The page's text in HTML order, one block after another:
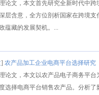
论文，本文首先研究全新时代中跨
层含意，全方位剖析国家在跨境
蕴藏的发展契机。...
] 农产品加工企业电商平台选择研究
论文，本文以农产品电子商务平台
选择电商平台销售农产品。分析